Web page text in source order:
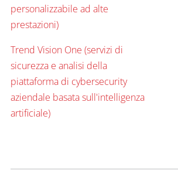
personalizzabile ad alte
prestazioni)
Trend Vision One (servizi di
sicurezza e analisi della
piattaforma di cybersecurity
aziendale basata sull'intelligenza
artificiale)